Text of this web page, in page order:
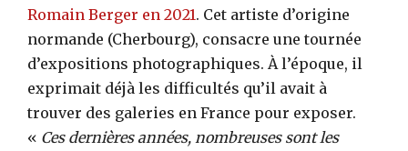
Romain Berger en 2021. Cet artiste d’origine
normande (Cherbourg), consacre une tournée
d’expositions photographiques. À l’époque, il
exprimait déjà les difficultés qu’il avait à
trouver des galeries en France pour exposer.
« Ces dernières années, nombreuses sont les